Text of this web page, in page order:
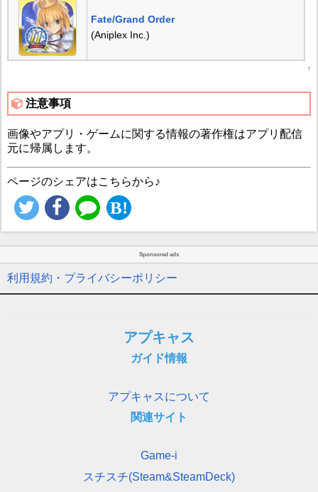
Fate/Grand Order
(Aniplex Inc.)
↑
注意事項
画像やアプリ・ゲームに関する情報の著作権はアプリ配信
元に帰属します。
ページのシェアはこちらから♪
Sponsored ads
利用規約・プライバシーポリシー
アプキャス
ガイド情報
アプキャスについて
関連サイト
Game-i
スチスチ(Steam&SteamDeck)